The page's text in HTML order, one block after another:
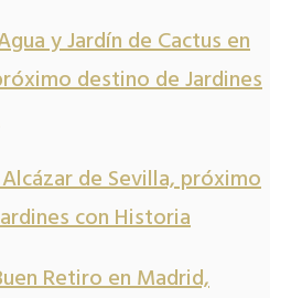
y Jardín de Cactus en
destino de Jardines
de Sevilla, próximo
con Historia
Retiro en Madrid,